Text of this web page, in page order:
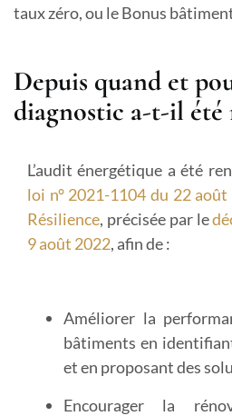
taux zéro, ou le Bonus
Depuis quand et
diagnostic a-t-il été
L’audit énergétique a été
loi n° 2021-1104 du 22
Résilience, précisée par le
9 août 2022, afin de :
Améliorer la
bâtiments en
et en proposant des
Encourager la